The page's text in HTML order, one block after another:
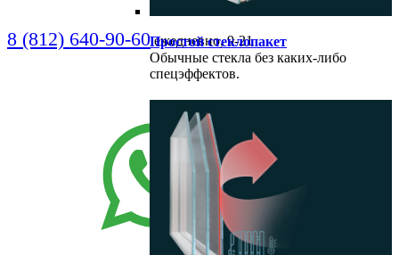
8 (812) 640-90-60 ежедневно, 9-21
Простой стеклопакет
Обычные стекла без каких-либо
спецэффектов.